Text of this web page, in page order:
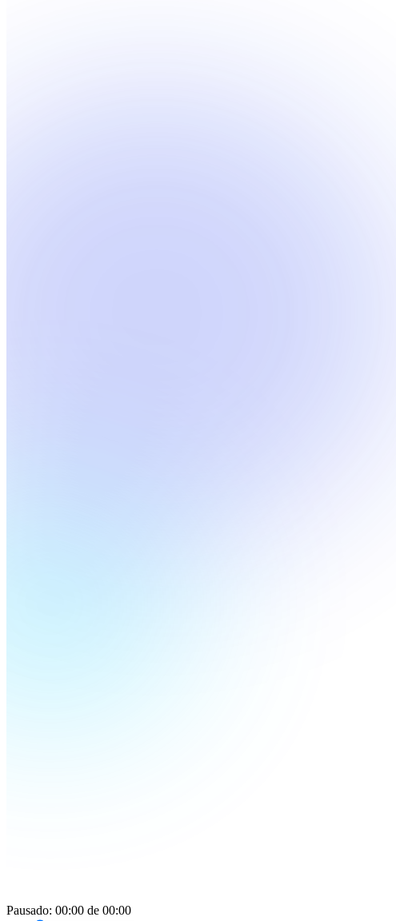
Pausado: 00:00 de 00:00